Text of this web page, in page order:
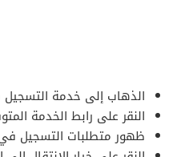
الذهاب إلى خدمة
النقر على رابط الخدمة
ظهور متطلبات التسجيل